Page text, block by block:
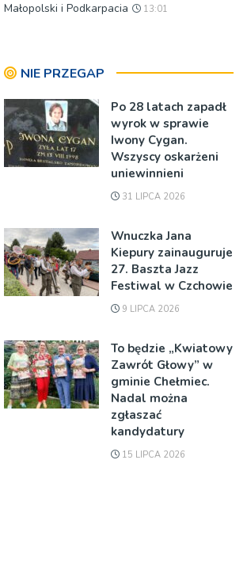
Małopolski i Podkarpacia
13:01
NIE PRZEGAP
Po 28 latach zapadł
wyrok w sprawie
Iwony Cygan.
Wszyscy oskarżeni
uniewinnieni
31 LIPCA 2026
Wnuczka Jana
Kiepury zainauguruje
27. Baszta Jazz
Festiwal w Czchowie
9 LIPCA 2026
To będzie „Kwiatowy
Zawrót Głowy” w
gminie Chełmiec.
Nadal można
zgłaszać
kandydatury
15 LIPCA 2026